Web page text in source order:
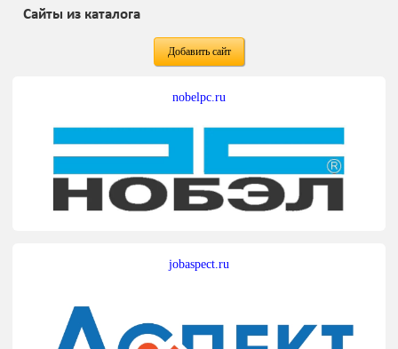
Сайты из каталога
Добавить сайт
nobelpc.ru
jobaspect.ru